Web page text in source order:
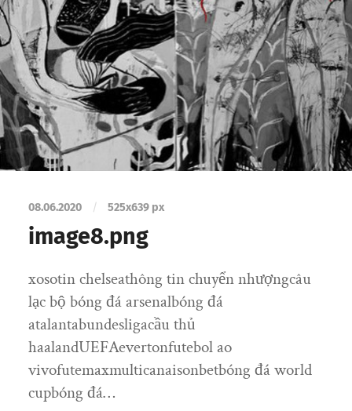
08.06.2020 / 525x639 px
image8.png
xosotin chelseathông tin chuyển nhượngcâu
lạc bộ bóng đá arsenalbóng đá
atalantabundesligacầu thủ
haalandUEFAevertonfutebol ao
vivofutemaxmulticanaisonbetbóng đá world
cupbóng đá…